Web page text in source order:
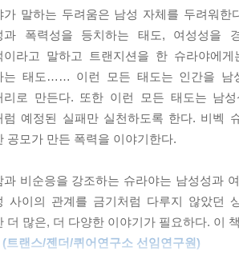
라야는 “나는 남자들이 두렵다”는 고백으
려움은 특정 태도를 향한다. 여성성을 경
고 공모하는 태도. 어려서부터 ‘충분히
하고 있었고, 그러한 경험들로 “누적된 손
남자들이 두렵다. 내게 두려움을 가르친
리도록 가르친 것이 남자들이었기 때문이
다.” (13쪽)
열린 저자의 말문은 매우 일상적인 서
가 말하는 두려움은 남성 자체를 두려워
과 폭력성을 등치하는 태도, 여성성을
이라고 말하고 트랜지션을 한 슈라야에
는 태도…… 이런 모든 태도는 인간을 남
리로 만든다. 또한 이런 모든 태도는 남
럼 예정된 실패만 실천하도록 한다. 비벡
공모가 만든 폭력을 이야기한다.
과 비순응을 강조하는 슈라야는 남성성과
사이의 관계를 금기처럼 다루지 않았던
더 많은, 더 다양한 이야기가 필요하다. 이
트랜스/젠더/퀴어연구소 선임연구원)